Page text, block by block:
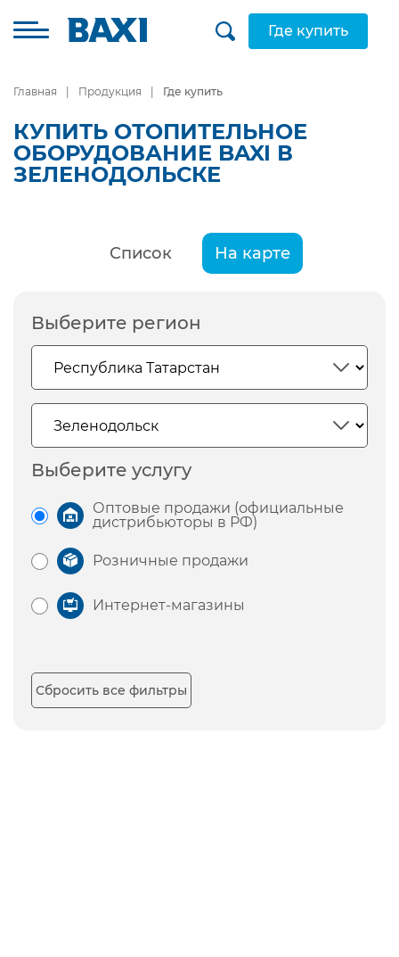
Где купить
Главная Продукция Где купить
КУПИТЬ ОТОПИТЕЛЬНОЕ
ОБОРУДОВАНИЕ BAXI В
ЗЕЛЕНОДОЛЬСКЕ
Список На карте
Выберите регион
Выберите услугу
Оптовые продажи (официальные
дистрибьюторы в РФ)
Розничные продажи
Интернет-магазины
Сбросить все фильтры